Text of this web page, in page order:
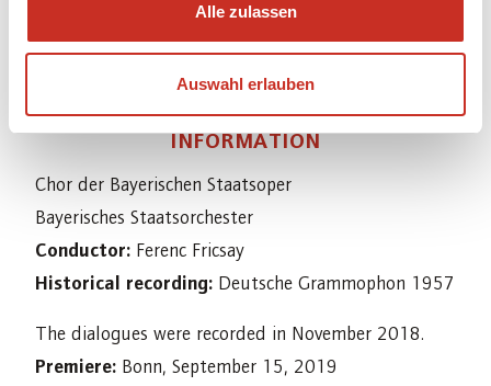
Alle zulassen
Auswahl erlauben
INFORMATION
Chor der Bayerischen Staatsoper
Bayerisches Staatsorchester
Conductor: Ferenc Fricsay
Historical recording: Deutsche Grammophon 1957
The dialogues were recorded in November 2018.
Premiere: Bonn, September 15, 2019